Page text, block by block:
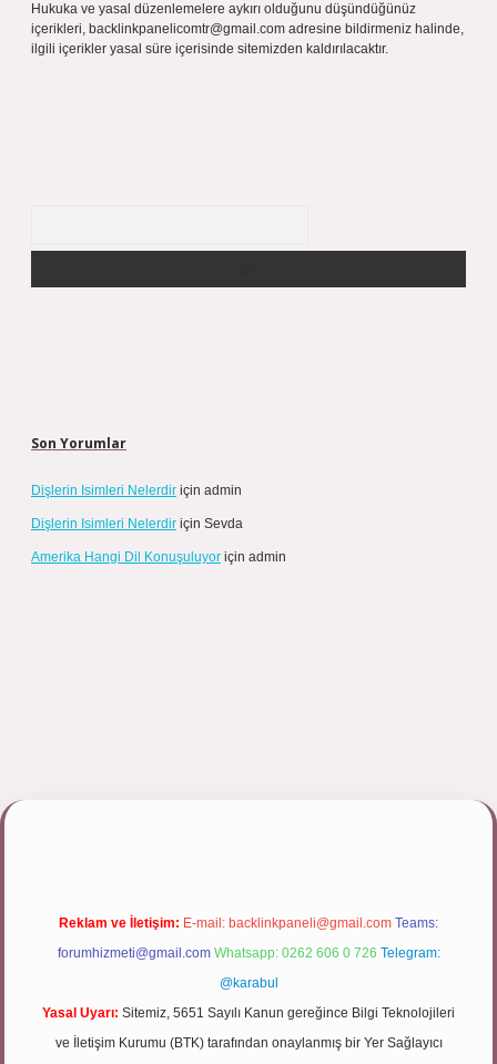
Hukuka ve yasal düzenlemelere aykırı olduğunu düşündüğünüz
içerikleri, backlinkpanelicomtr@gmail.com adresine bildirmeniz halinde,
ilgili içerikler yasal süre içerisinde sitemizden kaldırılacaktır.
Son Yorumlar
Dişlerin Isimleri Nelerdir için admin
Dişlerin Isimleri Nelerdir için Sevda
Amerika Hangi Dil Konuşuluyor için admin
Reklam ve İletişim: E-mail: backlinkpaneli@gmail.com Teams:
forumhizmeti@gmail.com Whatsapp: 0262 606 0 726 Telegram:
@karabul
Yasal Uyarı: Sitemiz, 5651 Sayılı Kanun gereğince Bilgi Teknolojileri
ve İletişim Kurumu (BTK) tarafından onaylanmış bir Yer Sağlayıcı